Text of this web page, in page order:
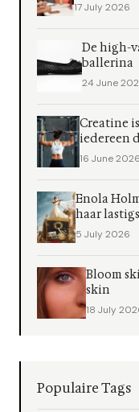
17 July 2026
De high-
ballerina
24 June
Creatine
iedereen
16 June 2026
Enola
haar
5 July 2026
Bloom
skin
18 July
Populaire Tags